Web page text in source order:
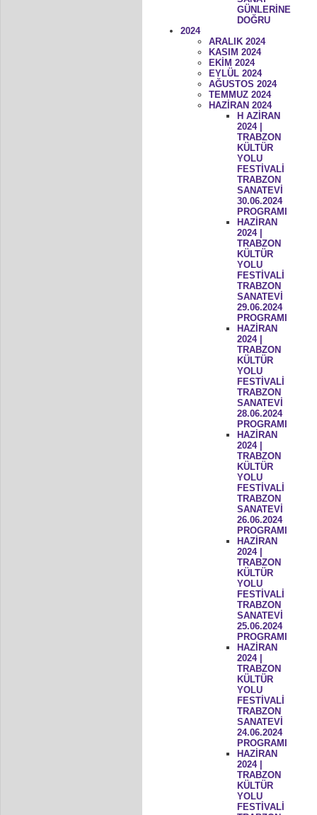
GÜNLERİNE
DOĞRU
2024
ARALIK 2024
KASIM 2024
EKİM 2024
EYLÜL 2024
AĞUSTOS 2024
TEMMUZ 2024
HAZİRAN 2024
H AZİRAN
2024 |
TRABZON
KÜLTÜR
YOLU
FESTİVALİ
TRABZON
SANATEVİ
30.06.2024
PROGRAMI
HAZİRAN
2024 |
TRABZON
KÜLTÜR
YOLU
FESTİVALİ
TRABZON
SANATEVİ
29.06.2024
PROGRAMI
HAZİRAN
2024 |
TRABZON
KÜLTÜR
YOLU
FESTİVALİ
TRABZON
SANATEVİ
28.06.2024
PROGRAMI
HAZİRAN
2024 |
TRABZON
KÜLTÜR
YOLU
FESTİVALİ
TRABZON
SANATEVİ
26.06.2024
PROGRAMI
HAZİRAN
2024 |
TRABZON
KÜLTÜR
YOLU
FESTİVALİ
TRABZON
SANATEVİ
25.06.2024
PROGRAMI
HAZİRAN
2024 |
TRABZON
KÜLTÜR
YOLU
FESTİVALİ
TRABZON
SANATEVİ
24.06.2024
PROGRAMI
HAZİRAN
2024 |
TRABZON
KÜLTÜR
YOLU
FESTİVALİ